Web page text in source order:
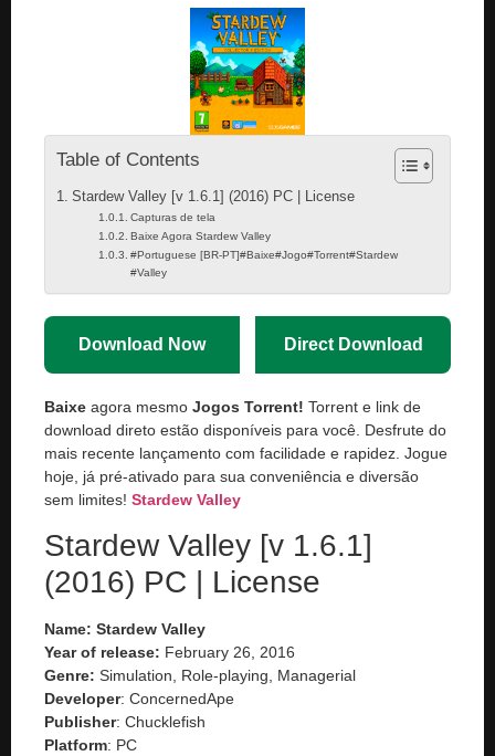
Table of Contents
Stardew Valley [v 1.6.1] (2016) PC | License
Capturas de tela
Baixe Agora Stardew Valley
#Portuguese [BR-PT]#Baixe#Jogo#Torrent#Stardew
#Valley
Download Now Direct Download
Baixe agora mesmo Jogos Torrent! Torrent e link de
download direto estão disponíveis para você. Desfrute do
mais recente lançamento com facilidade e rapidez. Jogue
hoje, já pré-ativado para sua conveniência e diversão
sem limites! Stardew Valley
Stardew Valley [v 1.6.1]
(2016) PC | License
Name: Stardew Valley
Year of release: February 26, 2016
Genre: Simulation, Role-playing, Managerial
Developer: ConcernedApe
Publisher: Chucklefish
Platform: PC